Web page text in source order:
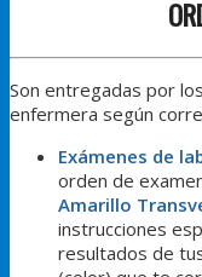
Son entregadas por
enfermera según
Exámenes de
orden de
Amarillo
instrucciones
resultados de